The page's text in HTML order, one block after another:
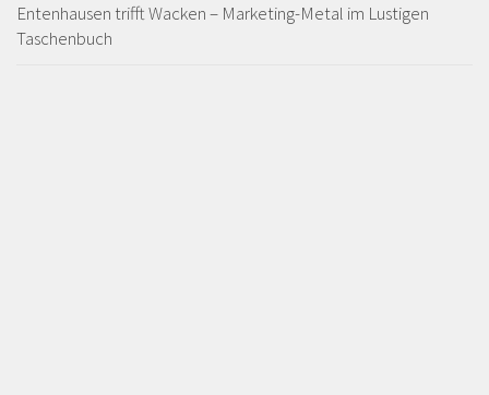
Entenhausen trifft Wacken – Marketing-Metal im Lustigen
Taschenbuch